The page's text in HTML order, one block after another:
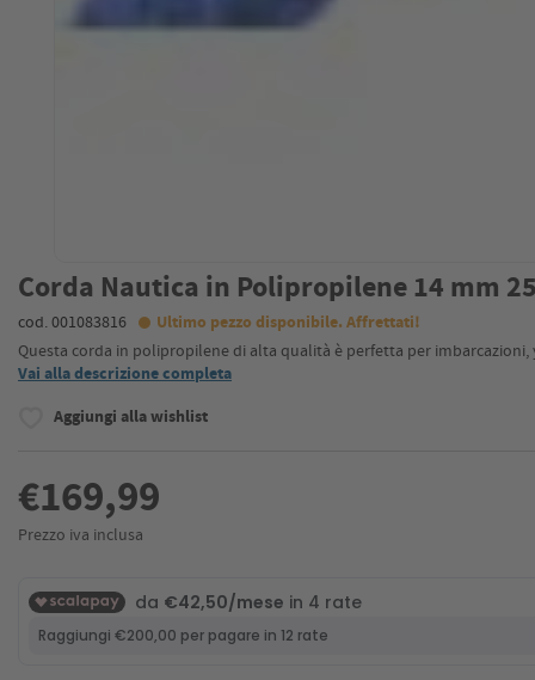
Corda Nautica in Polipropilene 14 mm
cod. 001083816 Ultimo pezzo disponibile. Affrettati!
Questa corda in polipropilene di alta qualità è perfetta per imbarcazioni,
Vai alla descrizione completa
Aggiungi alla wishlist
€169,99
Prezzo iva inclusa